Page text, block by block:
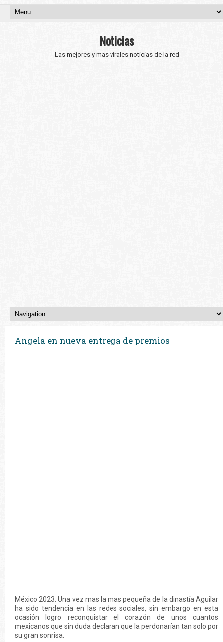
Noticias
Las mejores y mas virales noticias de la red
Angela en nueva entrega de premios
México 2023. Una vez mas la mas pequeña de la dinastía Aguilar
ha sido tendencia en las redes sociales, sin embargo en esta
ocasión logro reconquistar el corazón de unos cuantos
mexicanos que sin duda declaran que la perdonarían tan solo por
su gran sonrisa.